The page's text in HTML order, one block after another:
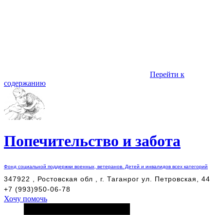
Перейти к
содержанию
Попечительство и забота
Фонд социальной поддержки военных, ветеранов. Детей и инвалидов всех категорий
347922 , Ростовская обл , г. Таганрог ул. Петровская, 44
+7 (993)950-06-78
Хочу помочь